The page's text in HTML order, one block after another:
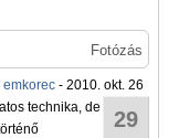
Fotózás
emkorec - 2010. okt. 26
29
technika, de